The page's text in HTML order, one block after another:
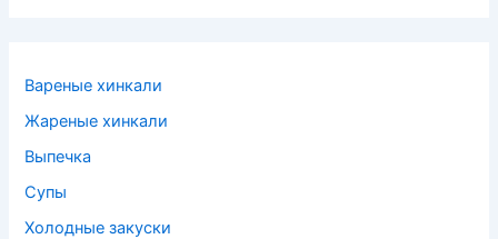
Вареные хинкали
Жареные хинкали
Выпечка
Супы
Холодные закуски